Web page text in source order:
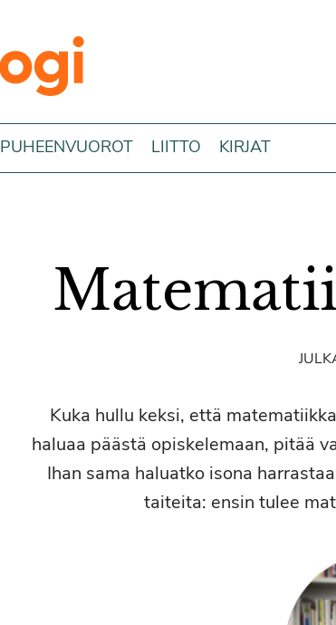
PUHEENVUOROT LIITTO KIRJAT
Kuka hullu keksi, että
haluaa päästä opiskelemaan, pitää
Ihan sama haluatko isona
taiteita: ensin tulee